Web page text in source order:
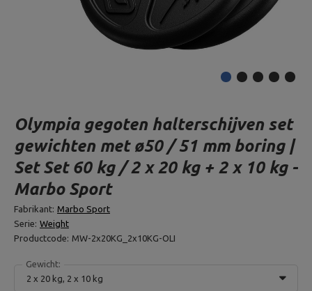
Olympia gegoten halterschijven set
gewichten met ø50 / 51 mm boring |
Set Set 60 kg / 2 x 20 kg + 2 x 10 kg -
Marbo Sport
Fabrikant: Marbo Sport
Serie: Weight
Productcode: MW-2x20KG_2x10KG-OLI
Gewicht:
2 x 20 kg, 2 x 10 kg